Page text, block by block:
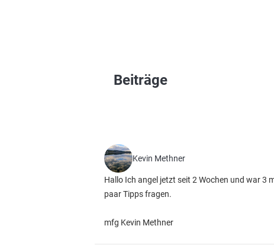
Beiträge
Kevin Methner
Hallo Ich angel jetzt seit 2 Wochen und war 3
paar Tipps fragen.
mfg Kevin Methner